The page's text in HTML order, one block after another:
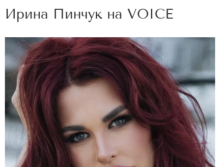
Ирина Пинчук на VOICE